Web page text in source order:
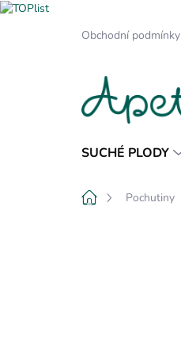
Obchodní podmínky
SUCHÉ PLODY
DomůPochutiny